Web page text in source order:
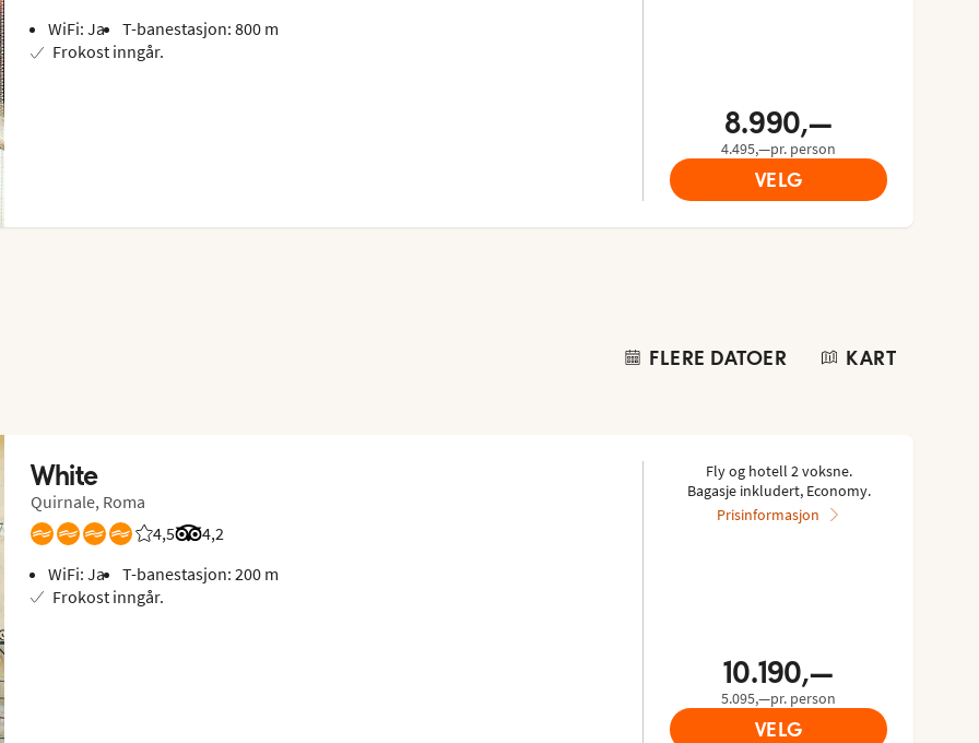
WiFi: Ja
T-banestasjon: 800 m
Frokost inngår.
8.990,—
4.495,—pr. person
VELG
FLERE DATOER KART
White
Quirnale, Roma
4,5
Vurdering fra Vings gjester: 4.455/5
4,2
Vurdering fra Tripadvisor: 4.2 of 5
WiFi: Ja
T-banestasjon: 200 m
Frokost inngår.
Fly og hotell 2 voksne.
Bagasje inkludert, Economy.
Prisinformasjon
10.190,—
5.095,—pr. person
VELG